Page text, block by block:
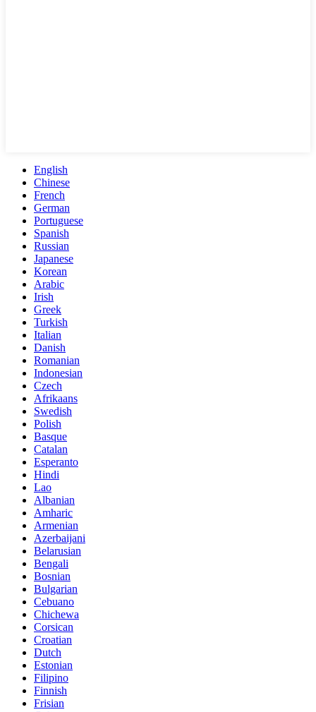
English
Chinese
French
German
Portuguese
Spanish
Russian
Japanese
Korean
Arabic
Irish
Greek
Turkish
Italian
Danish
Romanian
Indonesian
Czech
Afrikaans
Swedish
Polish
Basque
Catalan
Esperanto
Hindi
Lao
Albanian
Amharic
Armenian
Azerbaijani
Belarusian
Bengali
Bosnian
Bulgarian
Cebuano
Chichewa
Corsican
Croatian
Dutch
Estonian
Filipino
Finnish
Frisian